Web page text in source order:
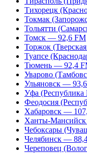
Тихорецк
Токмак
Тольятти
Томск — 92,6 FM
Торжок
Туапсе
Тюмень — 92,4
Уварово
Ульяновск —
Уфа
Феодосия
Хабаровск —
Ханты-
Чебоксары
Челябинск —
Череповец